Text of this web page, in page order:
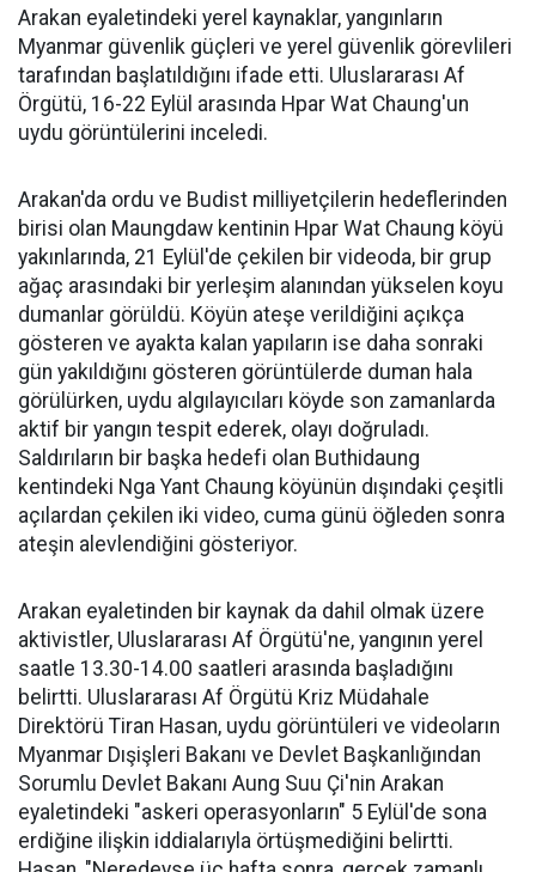
Arakan eyaletindeki yerel kaynaklar, yangınların
Myanmar güvenlik güçleri ve yerel güvenlik görevlileri
tarafından başlatıldığını ifade etti. Uluslararası Af
Örgütü, 16-22 Eylül ​​arasında Hpar Wat Chaung'un
uydu görüntülerini inceledi.
Arakan'da ordu ve Budist milliyetçilerin hedeflerinden
birisi olan Maungdaw kentinin Hpar Wat Chaung köyü
yakınlarında, 21 Eylül'de çekilen bir videoda, bir grup
ağaç arasındaki bir yerleşim alanından yükselen koyu
dumanlar görüldü. Köyün ateşe verildiğini açıkça
gösteren ve ayakta kalan yapıların ise daha sonraki
gün yakıldığını gösteren görüntülerde duman hala
görülürken, uydu algılayıcıları köyde son zamanlarda
aktif bir yangın tespit ederek, olayı doğruladı.
Saldırıların bir başka hedefi olan Buthidaung
kentindeki Nga Yant Chaung köyünün dışındaki çeşitli
açılardan çekilen iki video, cuma günü öğleden sonra
ateşin alevlendiğini gösteriyor.
Arakan eyaletinden bir kaynak da dahil olmak üzere
aktivistler, Uluslararası Af Örgütü'ne, yangının yerel
saatle 13.30-14.00 saatleri arasında başladığını
belirtti. Uluslararası Af Örgütü Kriz Müdahale
Direktörü Tiran Hasan, uydu görüntüleri ve videoların
Myanmar Dışişleri Bakanı ve Devlet Başkanlığından
Sorumlu Devlet Bakanı Aung Suu Çi'nin Arakan
eyaletindeki "askeri operasyonların" 5 Eylül'de sona
erdiğine ilişkin iddialarıyla örtüşmediğini belirtti.